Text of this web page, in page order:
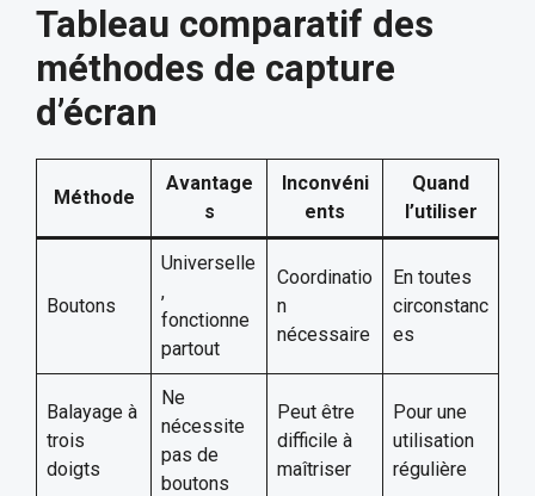
Tableau comparatif des
méthodes de capture
d’écran
Méthode
Avantage
s
Inconvéni
ents
Quand
l’utiliser
Boutons
Universelle
,
fonctionne
partout
Coordinatio
n
nécessaire
En toutes
circonstanc
es
Balayage à
trois
doigts
Ne
nécessite
pas de
boutons
Peut être
difficile à
maîtriser
Pour une
utilisation
régulière